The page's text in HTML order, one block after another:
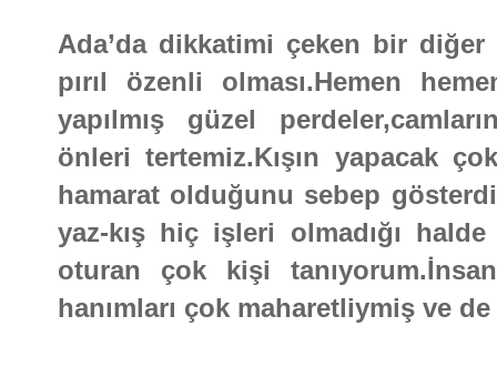
Ada’da dikkatimi çeken bir diğer
pırıl özenli olması.Hemen
yapılmış güzel
önleri tertemiz.Kışın yapacak
hamarat olduğunu sebep
yaz-kış hiç işleri olmadığı
oturan çok kişi
hanımları çok maharetliymiş ve